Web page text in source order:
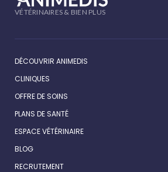
VÉTÉRINAIRES & BIEN PLUS
DÉCOUVRIR ANIMEDIS
CLINIQUES
OFFRE DE SOINS
PLANS DE SANTÉ
ESPACE VÉTÉRINAIRE
BLOG
RECRUTEMENT